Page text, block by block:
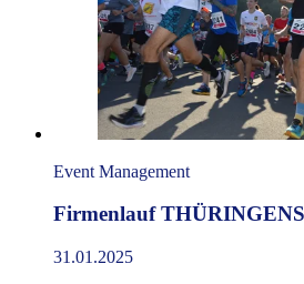
Event Management
Firmenlauf
31.01.2025